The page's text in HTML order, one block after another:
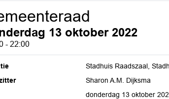
13 oktober 2022
- 22:00
Stadhuis Raadszaal,
Sharon A.M. Dijksma
donderdag 13 oktober